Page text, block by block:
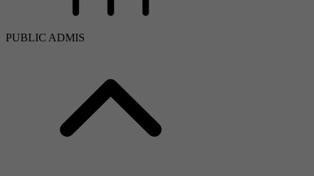
PUBLIC ADMIS